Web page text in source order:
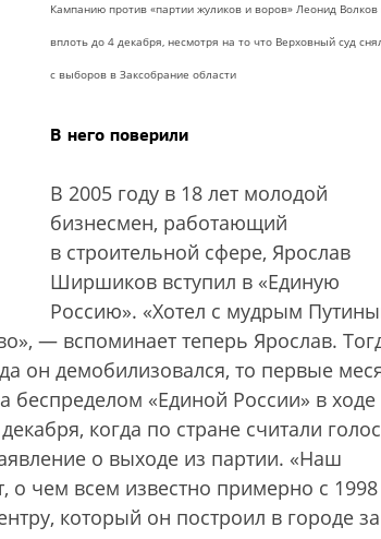
Кампанию против «партии жуликов и воров» Леонид Волков
вплоть до 4 декабря, несмотря на то что Верховный суд
с выборов в Заксобрание области
В него поверили
В 2005 году в 18 лет молодой
бизнесмен, работающий
в строительной сфере, Ярослав
Ширшиков вступил в «Единую
Россию». «Хотел с мудрым
— вспоминает теперь Ярослав.
он демобилизовался, то первые
беспределом «Единой России» в ходе
когда по стране считали
о выходе из партии. «Наш
о чем всем известно примерно с 1998
который он построил в городе за